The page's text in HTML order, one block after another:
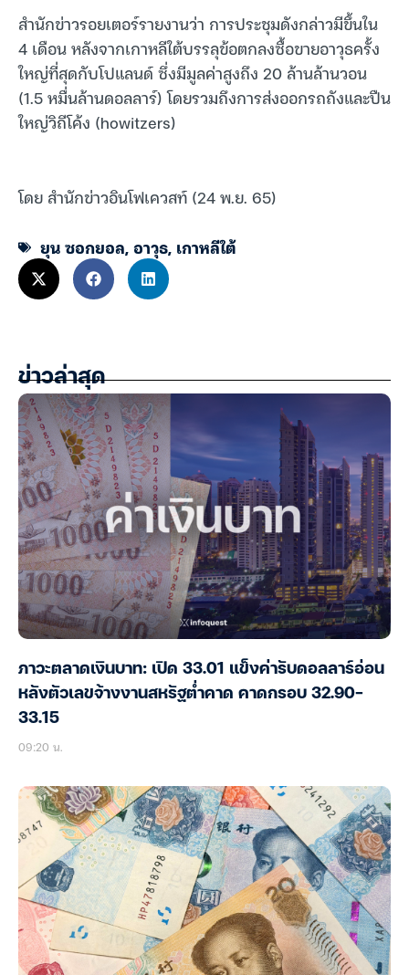
สำนักข่าวรอยเตอร์รายงานว่า การประชุมดังกล่าวมีขึ้นใน
4 เดือน หลังจากเกาหลีใต้บรรลุข้อตกลงซื้อขายอาวุธครั้ง
ใหญ่ที่สุดกับโปแลนด์ ซึ่งมีมูลค่าสูงถึง 20 ล้านล้านวอน
(1.5 หมื่นล้านดอลลาร์) โดยรวมถึงการส่งออกรถถังและปืน
ใหญ่วิถีโค้ง (howitzers)
โดย สำนักข่าวอินโฟเควสท์ (24 พ.ย. 65)
ยุน ซอกยอล,อาวุธ, เกาหลีใต้
ข่าวล่าสุด
ภาวะตลาดเงินบาท: เปิด 33.01 แข็งค่ารับดอลลาร์อ่อน
หลังตัวเลขจ้างงานสหรัฐต่ำคาด คาดกรอบ 32.90-
33.15
09:20 น.